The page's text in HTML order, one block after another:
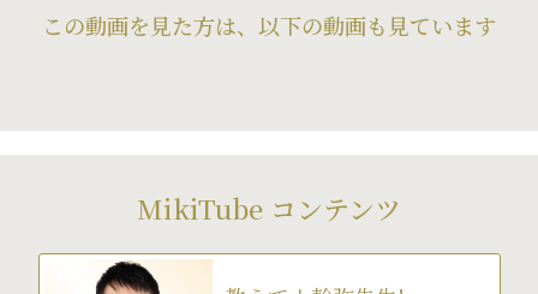
この動画を見た方は、以下の動画も見ています
MikiTube コンテンツ